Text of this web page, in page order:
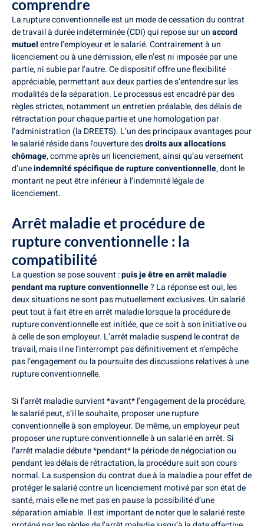
comprendre
La rupture conventionnelle est un mode de cessation du contrat
de travail à durée indéterminée (CDI) qui repose sur unaccord
mutuelentre l’employeur et le salarié. Contrairement à un
licenciement ou à une démission, elle n’est ni imposée par une
partie, ni subie par l’autre. Ce dispositif offre une flexibilité
appréciable, permettant aux deux parties de s’entendre sur les
modalités de la séparation. Le processus est encadré par des
règles strictes, notamment un entretien préalable, des délais de
rétractation pour chaque partie et une homologation par
l’administration (la DREETS). L’un des principaux avantages pour
le salarié réside dans l’ouverture desdroits aux allocations
chômage, comme après un licenciement, ainsi qu’au versement
d’uneindemnité spécifique de rupture conventionnelle, dont le
montant ne peut être inférieur à l’indemnité légale de
licenciement.
Arrêt maladie et procédure de
rupture conventionnelle : la
compatibilité
La question se pose souvent :puis je être en arrêt maladie
pendant ma rupture conventionnelle? La réponse est oui, les
deux situations ne sont pas mutuellement exclusives. Un salarié
peut tout à fait être en arrêt maladie lorsque la procédure de
rupture conventionnelle est initiée, que ce soit à son initiative ou
à celle de son employeur. L’arrêt maladie suspend le contrat de
travail, mais il ne l’interrompt pas définitivement et n’empêche
pas l’engagement ou la poursuite des discussions relatives à une
rupture conventionnelle.
Si l’arrêt maladie survient *avant* l’engagement de la procédure,
le salarié peut, s’il le souhaite, proposer une rupture
conventionnelle à son employeur. De même, un employeur peut
proposer une rupture conventionnelle à un salarié en arrêt. Si
l’arrêt maladie débute *pendant* la période de négociation ou
pendant les délais de rétractation, la procédure suit son cours
normal. La suspension du contrat due à la maladie a pour effet de
protéger le salarié contre un licenciement motivé par son état de
santé, mais elle ne met pas en pause la possibilité d’une
séparation amiable. Il est important de noter que le salarié reste